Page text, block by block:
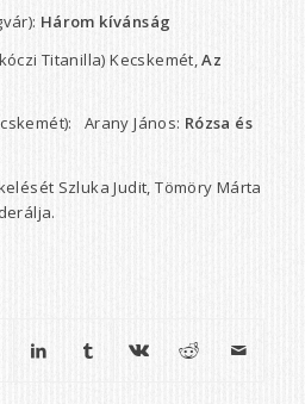
Három kívánság
Titanilla) Kecskemét,Az
Arany János: Rózsa és
Szluka Judit, Tömöry Márta